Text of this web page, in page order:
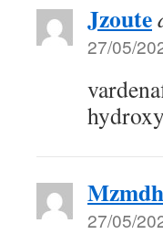
Jzoute
27/05/
27/05/